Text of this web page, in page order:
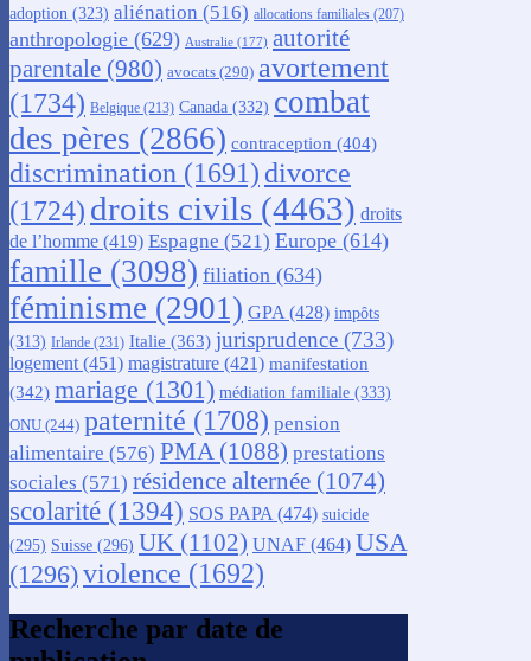
adoption (323) aliénation (516) allocations familiales (207)
anthropologie (629) Australie (177) autorité
parentale (980) avocats (290) avortement
(1734) Belgique (213) Canada (332) combat
des pères (2866) contraception (404)
discrimination (1691) divorce
(1724) droits civils (4463) droits
de l’homme (419) Espagne (521) Europe (614)
famille (3098) filiation (634)
féminisme (2901) GPA (428) impôts
(313) Irlande (231) Italie (363) jurisprudence (733)
logement (451) magistrature (421) manifestation
(342) mariage (1301) médiation familiale (333)
ONU (244) paternité (1708) pension
alimentaire (576) PMA(1088) prestations
sociales (571) résidence alternée (1074)
scolarité (1394) SOS PAPA(474) suicide
(295) Suisse (296) UK (1102) UNAF (464) USA
(1296)violence (1692)
Recherche par date de